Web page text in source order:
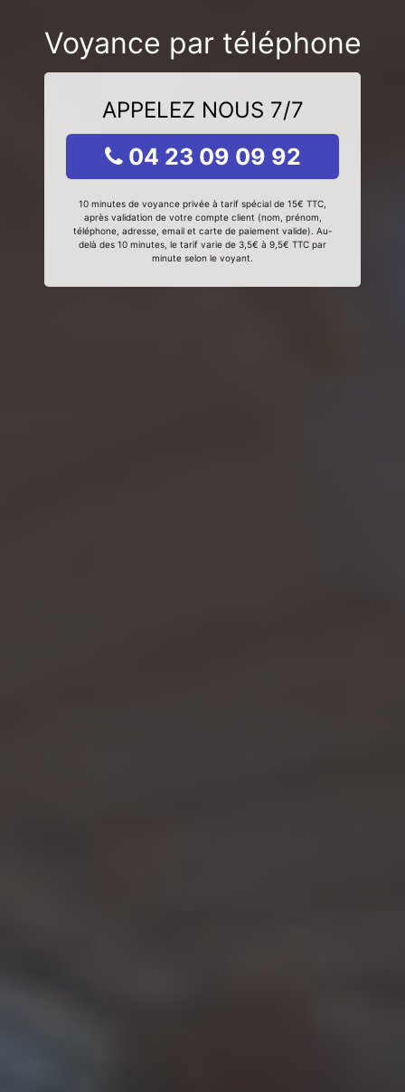
Voyance par téléphone
APPELEZ NOUS 7/7
04 23 09 09 92
10 minutes de voyance privée à tarif spécial de 15€ TTC,
après validation de votre compte client (nom, prénom,
téléphone, adresse, email et carte de paiement valide). Au-
delà des 10 minutes, le tarif varie de 3,5€ à 9,5€ TTC par
minute selon le voyant.